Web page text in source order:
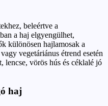
beleértve a
a haj elgyengülhet,
különösen hajlamosak a
vegetáriánus étrend esetén
lencse, vörös hús és céklalé jó
haj